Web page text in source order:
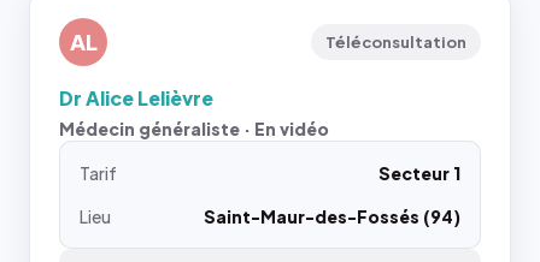
AL Téléconsultation
Dr Alice Lelièvre
Médecin généraliste · En vidéo
Tarif
Secteur 1
Lieu
Saint-Maur-des-Fossés (94)